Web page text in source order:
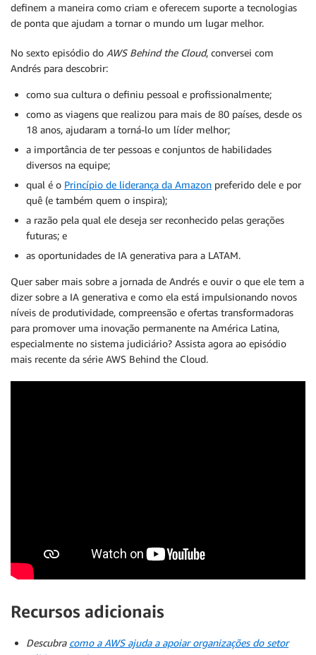
definem a maneira como criam e oferecem suporte a tecnologias
de ponta que ajudam a tornar o mundo um lugar melhor.
No sexto episódio do AWS Behind the Cloud, conversei com
Andrés para descobrir:
como sua cultura o definiu pessoal e profissionalmente;
como as viagens que realizou para mais de 80 países, desde os
18 anos, ajudaram a torná-lo um líder melhor;
a importância de ter pessoas e conjuntos de habilidades
diversos na equipe;
qual é o Princípio de liderança da Amazon preferido dele e por
quê (e também quem o inspira);
a razão pela qual ele deseja ser reconhecido pelas gerações
futuras; e
as oportunidades de IA generativa para a LATAM.
Quer saber mais sobre a jornada de Andrés e ouvir o que ele tem a
dizer sobre a IA generativa e como ela está impulsionando novos
níveis de produtividade, compreensão e ofertas transformadoras
para promover uma inovação permanente na América Latina,
especialmente no sistema judiciário? Assista agora ao episódio
mais recente da série AWS Behind the Cloud.
Recursos adicionais
Descubra como a AWS ajuda a apoiar organizações do setor